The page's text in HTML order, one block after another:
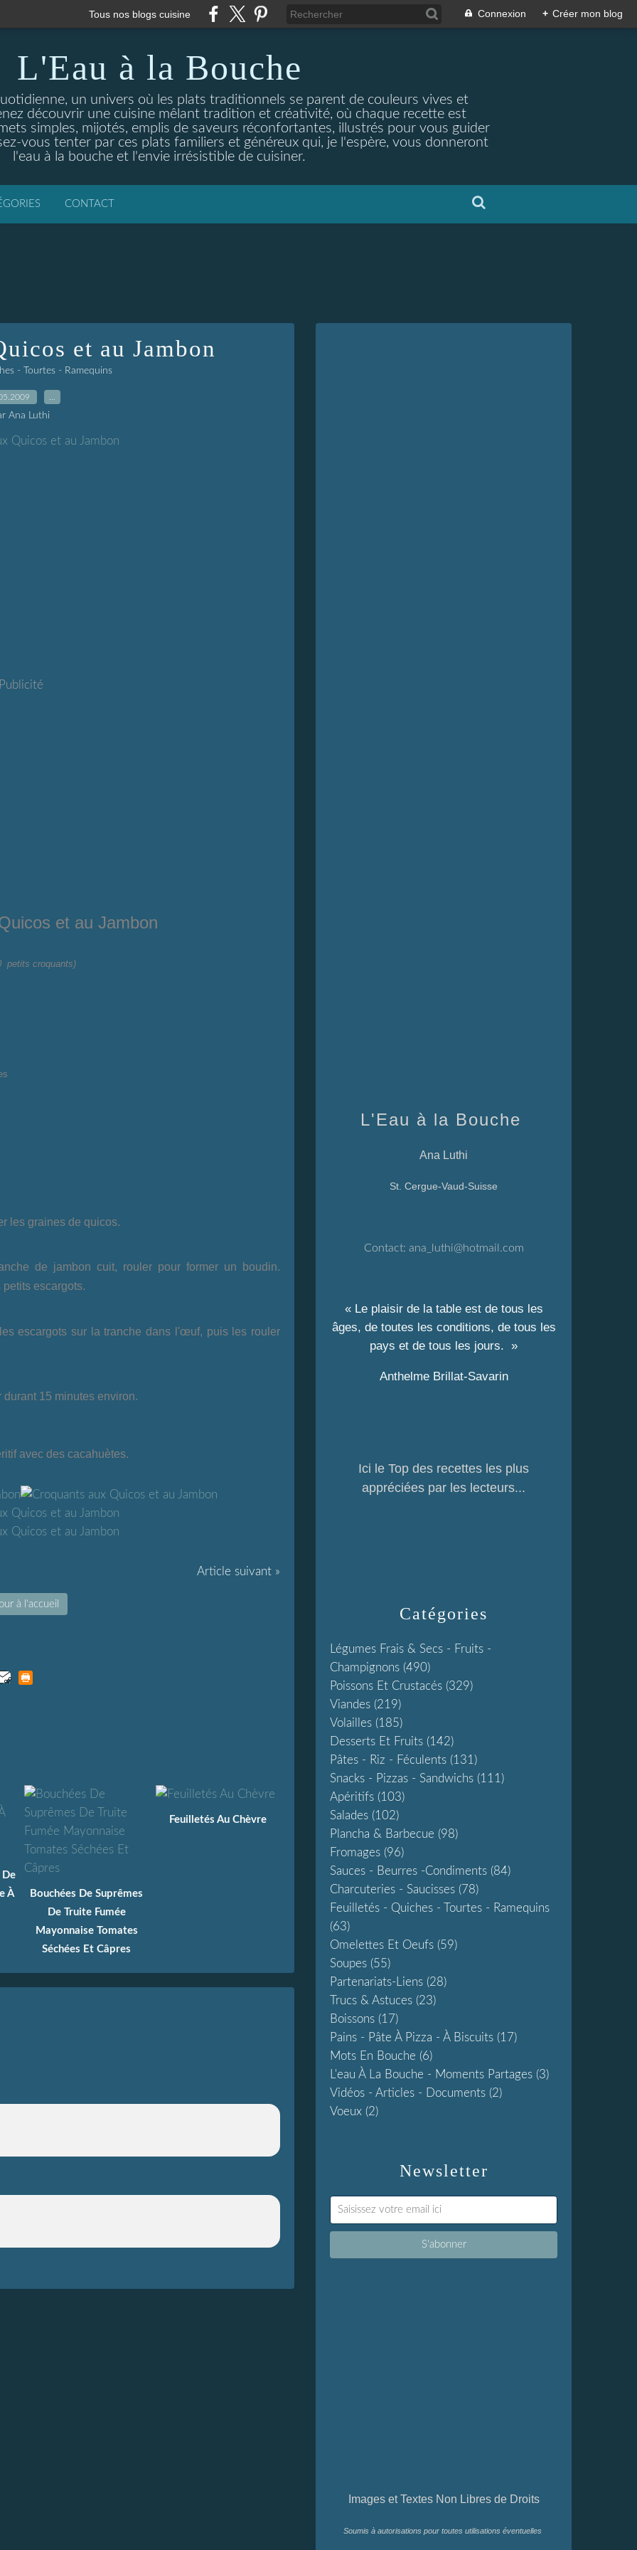
Tous nos blogs cuisine Connexion + Créer mon blog
L'Eau à la Bouche
un univers où les plats traditionnels se parent de couleurs vives et
découvrir une cuisine mêlant tradition et créativité, où chaque recette est
simples, mijotés, emplis de saveurs réconfortantes, illustrés pour vous guider
vous tenter par ces plats familiers et généreux qui, je l'espère, vous donneront
l'eau à la bouche et l'envie irrésistible de cuisiner.
CONTACT
et au Jambon
- Tourtes - Ramequins
Ana Luthi
Publicité
et au Jambon
petits croquants)
les graines de quicos.
de jambon cuit, rouler pour former un boudin.
escargots.
escargots sur la tranche dans l'œuf, puis les rouler
durant 15 minutes environ.
avec des cacahuètes.
Article suivant »
à l'accueil
De
À
Bouchées De Suprêmes
De Truite Fumée
Mayonnaise Tomates
Séchées Et Câpres
Feuilletés Au Chèvre
Newsletter
Catégories
Légumes Frais & Secs - Fruits -
Champignons (490)
Poissons Et Crustacés (329)
Viandes (219)
Volailles (185)
Desserts Et Fruits (142)
Pâtes - Riz - Féculents (131)
Snacks - Pizzas - Sandwichs (111)
Apéritifs (103)
Salades (102)
Plancha & Barbecue (98)
Fromages (96)
Sauces - Beurres -condiments (84)
Charcuteries - Saucisses (78)
Feuilletés - Quiches - Tourtes - Ramequins
(63)
Omelettes Et Oeufs (59)
Soupes (55)
Partenariats-Liens (28)
Trucs & Astuces (23)
Boissons (17)
Pains - Pâte À Pizza - À Biscuits (17)
Mots En Bouche (6)
L'eau À La Bouche - Moments Partages (3)
Vidéos - Articles - Documents (2)
Voeux (2)
L'Eau à la Bouche
Ana Luthi
St. Cergue-Vaud-Suisse
Contact: ana_luthi@hotmail.com
« Le plaisir de la table est de tous les
âges, de toutes les conditions, de tous les
pays et de tous les jours. »
Anthelme Brillat-Savarin
Ici le Top des recettes les plus
appréciées par les lecteurs...
Images et Textes Non Libres de Droits
Soumis à autorisations pour toutes utilisations éventuelles